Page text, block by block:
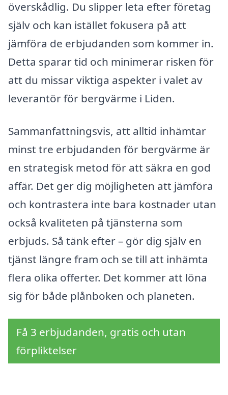
överskådlig. Du slipper leta efter företag
själv och kan istället fokusera på att
jämföra de erbjudanden som kommer in.
Detta sparar tid och minimerar risken för
att du missar viktiga aspekter i valet av
leverantör för bergvärme i Liden.
Sammanfattningsvis, att alltid inhämtar
minst tre erbjudanden för bergvärme är
en strategisk metod för att säkra en god
affär. Det ger dig möjligheten att jämföra
och kontrastera inte bara kostnader utan
också kvaliteten på tjänsterna som
erbjuds. Så tänk efter – gör dig själv en
tjänst längre fram och se till att inhämta
flera olika offerter. Det kommer att löna
sig för både plånboken och planeten.
Få 3 erbjudanden, gratis och utan
förpliktelser